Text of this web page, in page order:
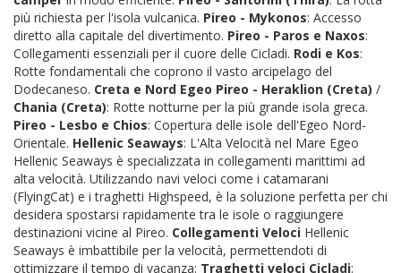
più richiesta per l'isola vulcanica. Pireo - Mykonos: Accesso
diretto alla capitale del divertimento. Pireo - Paros e Naxos:
Collegamenti essenziali per il cuore delle Cicladi. Rodi e Kos:
Rotte fondamentali che coprono il vasto arcipelago del
Dodecaneso. Creta e Nord Egeo Pireo - Heraklion (Creta) /
Chania (Creta): Rotte notturne per la più grande isola greca.
Pireo - Lesbo e Chios: Copertura delle isole dell'Egeo Nord-
Orientale. Hellenic Seaways: L'Alta Velocità nel Mare Egeo
Hellenic Seaways è specializzata in collegamenti marittimi ad
alta velocità. Utilizzando navi veloci come i catamarani
(FlyingCat) e i traghetti Highspeed, è la soluzione perfetta per chi
desidera spostarsi rapidamente tra le isole o raggiungere
destinazioni vicine al Pireo. Collegamenti Veloci Hellenic
Seaways è imbattibile per la velocità, permettendoti di
ottimizzare il tempo di vacanza: Traghetti veloci Cicladi: